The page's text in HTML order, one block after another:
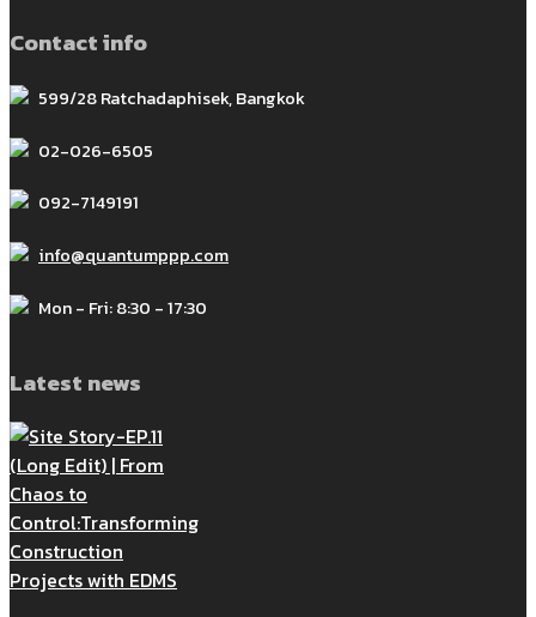
Contact info
599/28 Ratchadaphisek, Bangkok
02-026-6505
092-7149191
info@quantumppp.com
Mon - Fri: 8:30 - 17:30
Latest news